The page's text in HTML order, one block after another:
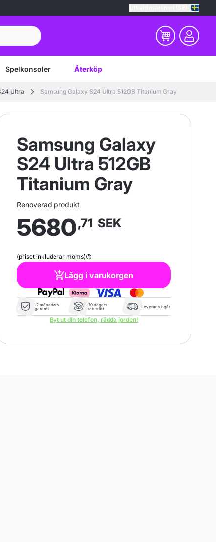
Spelkonsoler Återköp
Ultra Samsung Galaxy S24 Ultra 512GB Titanium Gray
Samsung Galaxy
S24 Ultra 512GB
Titanium Gray
Renoverad produkt
5680,71 SEK
(priset inkluderar moms)
Lägg i varukorgen
12 månaders
garanti
30 dagars
returrätt
Leverans ingår
Byt ut din telefon, rädda jorden!